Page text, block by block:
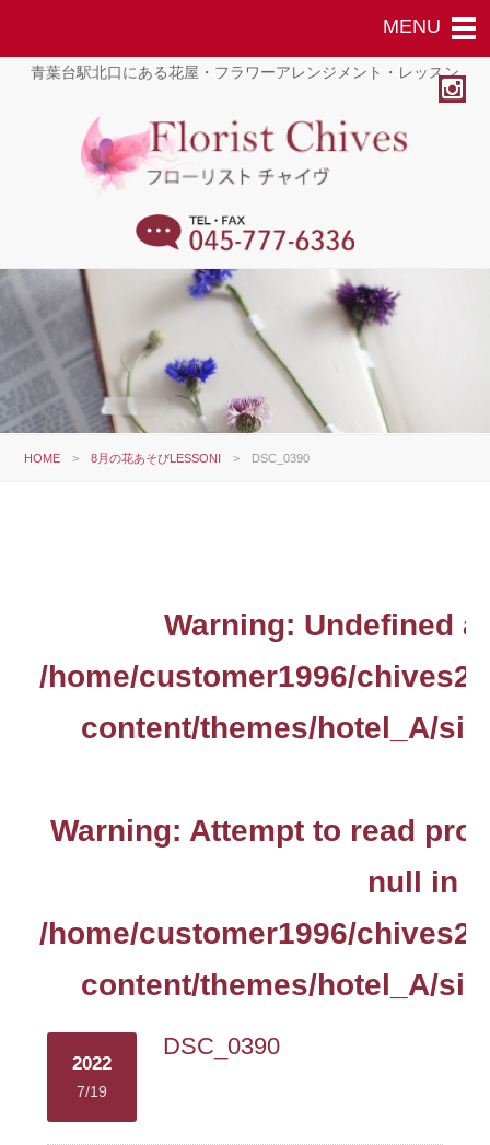
青葉台駅北口にある花屋・フラワーアレンジメント・レッスン
HOME >8月の花あそびLESSONⅠ > DSC_0390
Warning: Undefined
/home/customer1996/
content/themes/hotel_A/
Warning: Attempt to read
null in
/home/customer1996/
content/themes/hotel_A/
2022
7/19
DSC_0390